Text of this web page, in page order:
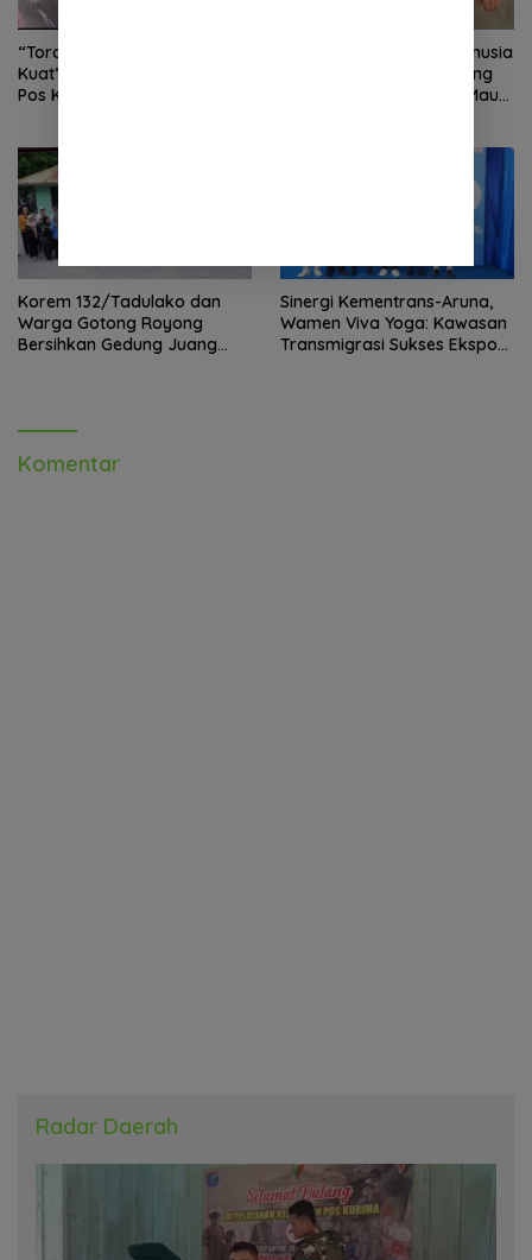
“Torang Sehat Kampung
Kuat” Satgas Yonif 645/GTY
Pos Kurima Melaksanakan
Kenalkan “Graham”: Manusia
Hasil Rekayasa Sains Yang
Kebal Dari Kecelakaan Maut
Korem 132/Tadulako dan
Warga Gotong Royong
Bersihkan Gedung Juang
Sinergi Kementrans-Aruna,
Wamen Viva Yoga: Kawasan
Transmigrasi Sukses Ekspor
Komentar
Radar Daerah